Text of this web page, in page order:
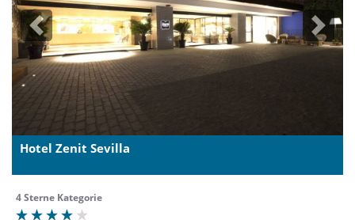
Previous Next
Hotel Zenit Sevilla
4 Sterne Kategorie